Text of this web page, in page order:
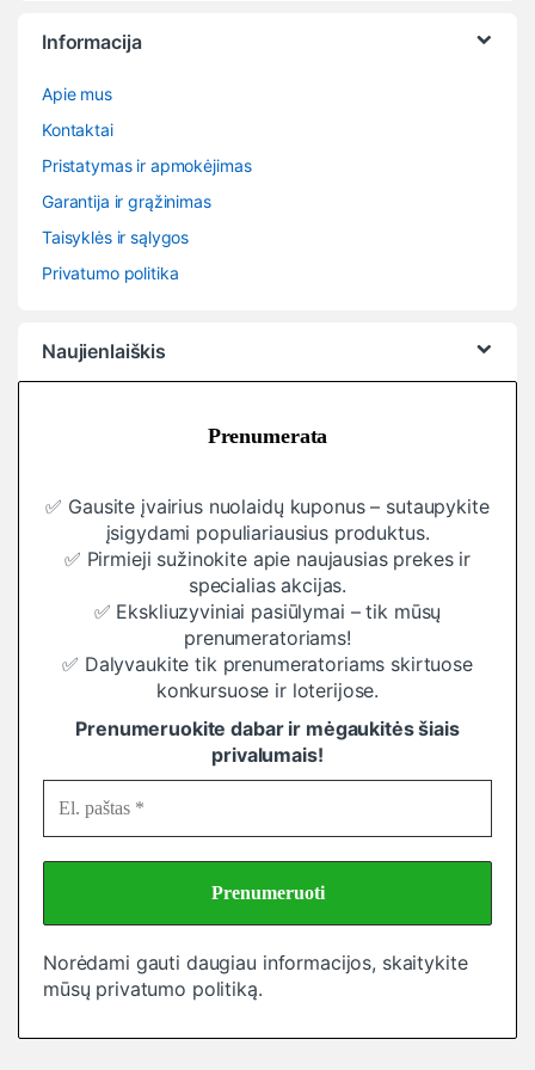
Informacija
Apie mus
Kontaktai
Pristatymas ir apmokėjimas
Garantija ir grąžinimas
Taisyklės ir sąlygos
Privatumo politika
Naujienlaiškis
Prenumerata
✅ Gausite įvairius nuolaidų kuponus – sutaupykite
įsigydami populiariausius produktus.
✅ Pirmieji sužinokite apie naujausias prekes ir
specialias akcijas.
✅ Ekskliuzyviniai pasiūlymai – tik mūsų
prenumeratoriams!
✅ Dalyvaukite tik prenumeratoriams skirtuose
konkursuose ir loterijose.
Prenumeruokite dabar ir mėgaukitės šiais
privalumais!
Norėdami gauti daugiau informacijos, skaitykite
mūsų privatumo politiką.